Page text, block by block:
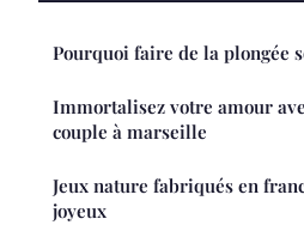
Pourquoi faire de la plongée
Immortalisez votre amour
couple à marseille
Jeux nature fabriqués en
joyeux